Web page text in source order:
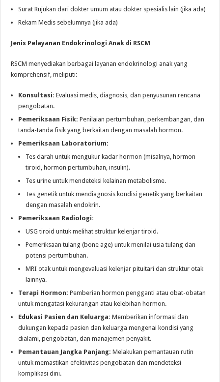
Surat Rujukan dari dokter umum atau dokter spesialis lain (jika ada)
Rekam Medis sebelumnya (jika ada)
Jenis Pelayanan Endokrinologi Anak di RSCM
RSCM menyediakan berbagai layanan endokrinologi anak yang
komprehensif, meliputi:
Konsultasi: Evaluasi medis, diagnosis, dan penyusunan rencana
pengobatan.
Pemeriksaan Fisik: Penilaian pertumbuhan, perkembangan, dan
tanda-tanda fisik yang berkaitan dengan masalah hormon.
Pemeriksaan Laboratorium:
Tes darah untuk mengukur kadar hormon (misalnya, hormon
tiroid, hormon pertumbuhan, insulin).
Tes urine untuk mendeteksi kelainan metabolisme.
Tes genetik untuk mendiagnosis kondisi genetik yang berkaitan
dengan masalah endokrin.
Pemeriksaan Radiologi:
USG tiroid untuk melihat struktur kelenjar tiroid.
Pemeriksaan tulang (bone age) untuk menilai usia tulang dan
potensi pertumbuhan.
MRI otak untuk mengevaluasi kelenjar pituitari dan struktur otak
lainnya.
Terapi Hormon: Pemberian hormon pengganti atau obat-obatan
untuk mengatasi kekurangan atau kelebihan hormon.
Edukasi Pasien dan Keluarga: Memberikan informasi dan
dukungan kepada pasien dan keluarga mengenai kondisi yang
dialami, pengobatan, dan manajemen penyakit.
Pemantauan Jangka Panjang: Melakukan pemantauan rutin
untuk memastikan efektivitas pengobatan dan mendeteksi
komplikasi dini.